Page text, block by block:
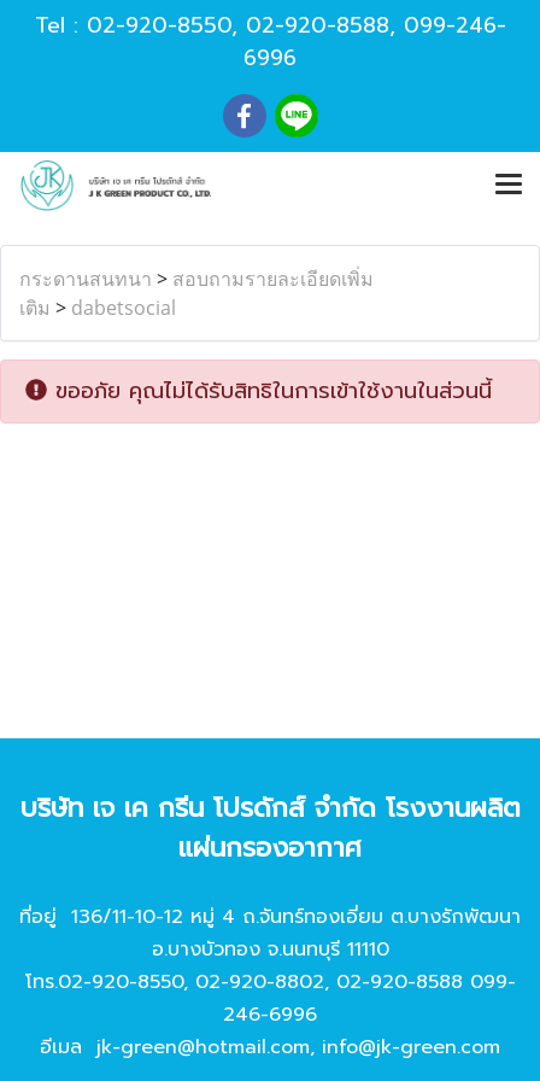
Tel : 02-920-8550, 02-920-8588, 099-246-
6996
กระดานสนทนา > สอบถามรายละเอียดเพิ่ม
เติม > dabetsocial
ขออภัย คุณไม่ได้รับสิทธิในการเข้าใช้งานในส่วนนี้
บริษัท เจ เค กรีน โปรดักส์ จํากัด โรงงานผลิต
แผ่นกรองอากาศ
ที่อยู่ 136/11-10-12 หมู่ 4 ถ.จันทร์ทองเอี่ยม ต.บางรักพัฒนา
อ.บางบัวทอง จ.นนทบุรี 11110
โทร.02-920-8550, 02-920-8802, 02-920-8588 099-
246-6996
อีเมล jk-green@hotmail.com, info@jk-green.com